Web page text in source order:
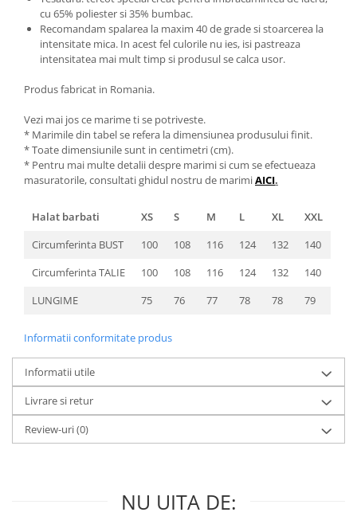
cu 65% poliester si 35% bumbac.
Recomandam spalarea la maxim 40 de grade si stoarcerea la
intensitate mica. In acest fel culorile nu ies, isi pastreaza
intensitatea mai mult timp si produsul se calca usor.
Produs fabricat in Romania.
Vezi mai jos ce marime ti se potriveste.
* Marimile din tabel se refera la dimensiunea produsului finit.
* Toate dimensiunile sunt in centimetri (cm).
* Pentru mai multe detalii despre marimi si cum se efectueaza
masuratorile, consultati ghidul nostru de marimiAICI.
Halat barbati XS S M L XL
XXL
Circumferinta BUST
100 108 116 124 132
140
Circumferinta TALIE
100 108 116 124 132
140
LUNGIME
75 76 77 78 78 79
Informatii conformitate produs
Informatii utile
Livrare si retur
Review-uri(0)
NU UITA DE: